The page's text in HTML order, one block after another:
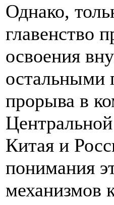
Однако,
главенство
освоения
остальными
прорыва в
Китая и
понимания
механизмов